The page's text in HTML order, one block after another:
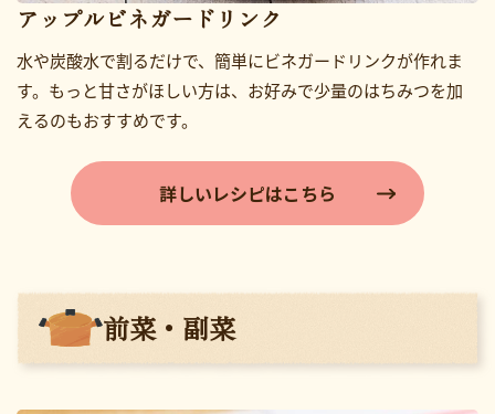
アップルビネガードリンク
水や炭酸水で割るだけで、簡単にビネガードリンクが作れま
す。もっと甘さがほしい方は、お好みで少量のはちみつを加
えるのもおすすめです。
詳しいレシピはこちら
前菜・副菜